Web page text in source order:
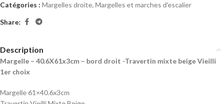
Catégories : Margelles droite, Margelles et marches d'escalier
Share:
Description
Margelle – 40.6X61x3cm – bord droit -Travertin mixte beige Vieilli
1er choix
Margelle 61×40.6x3cm